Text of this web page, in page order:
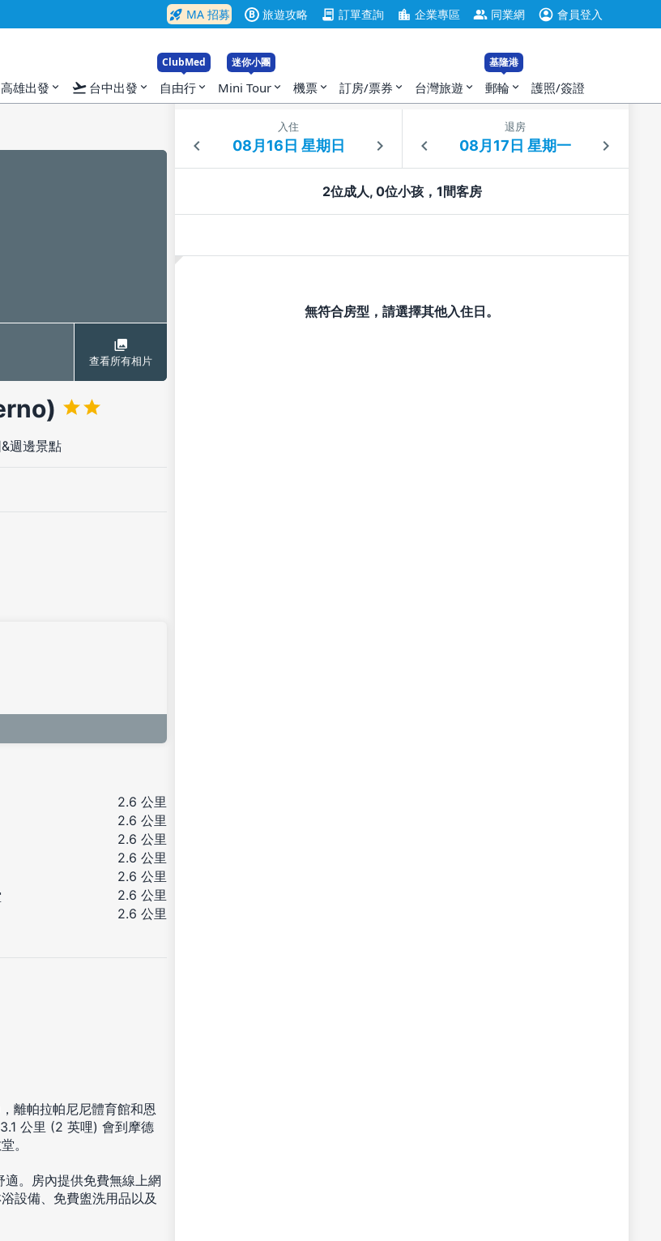
rocket_launch MA 招募 B 旅遊攻略 contract 訂單查詢 location_city 企業專區 group 同業網 account_circle 會員登入
高雄出發 expand_more flight_takeoff 台中出發 expand_more
ClubMed
自由行 expand_more
迷你小團
Mini Tour expand_more 機票 expand_more 訂房/票券 expand_more 台灣旅遊 expand_more
基隆港
郵輪 expand_more 護照/簽證
查看所有相片
週邊景點
入住 退房
2位成人, 0位小孩，1間客房
無符合房型，請選擇其他入住日。
2.6 公里
2.6 公里
2.6 公里
2.6 公里
2.6 公里
2.6 公里
2.6 公里
離帕拉帕尼尼體育館和恩
公里 (2 英哩) 會到摩德
。
。房內提供免費無線上網
設備、免費盥洗用品以及